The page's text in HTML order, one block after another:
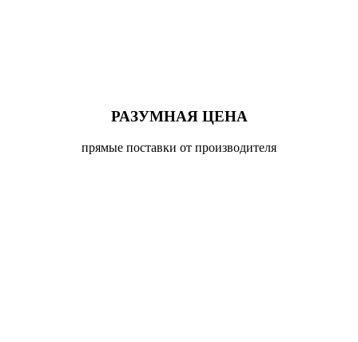
РАЗУМНАЯ ЦЕНА
прямые поставки от производителя